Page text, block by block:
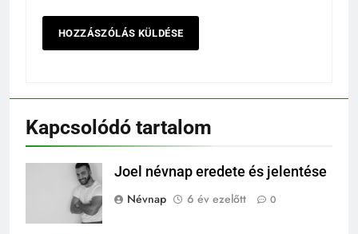
Kapcsolódó tartalom
Joel névnap eredete és jelentése
Névnap
6 év ezelőtt 0